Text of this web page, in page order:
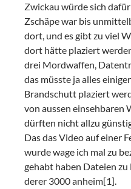
Zwickau würde sich
Zschäpe war bis
dort, und es gibt zu viel
dort hätte plaziert
drei Mordwaffen,
das müsste ja alles
Brandschutt plaziert
von aussen einsehbaren
dürften nicht allzu
Das das Video auf einer
wurde wage ich mal zu
gehabt haben Dateien zu
derer 3000 anheim[1].